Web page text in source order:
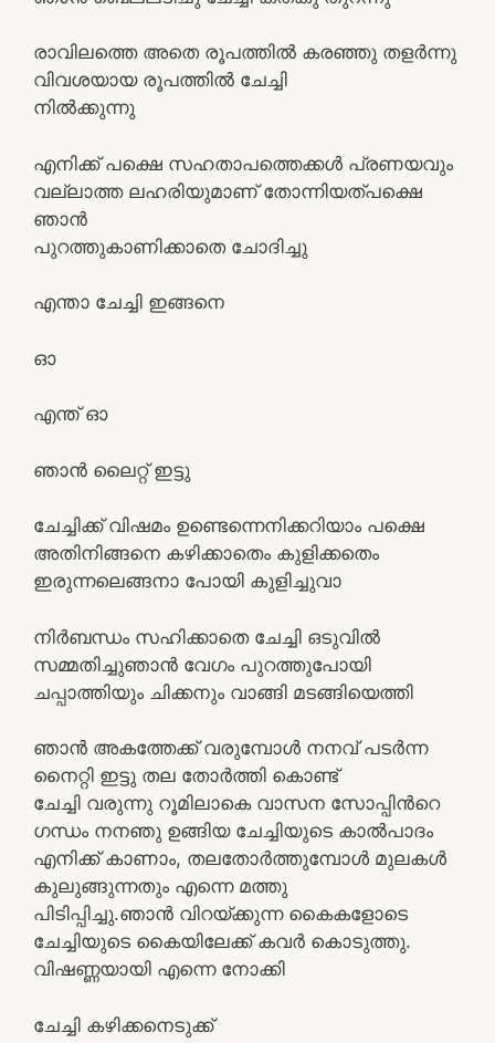
രാവിലത്തെ അതെ രൂപത്തില്‍ കരഞ്ഞു തളര്‍ന്നു
വിവശയായ രൂപത്തില്‍ ചേച്ചി
നില്‍ക്കുന്നു
എനിക്ക് പക്ഷെ സഹതാപത്തെക്കള്‍ പ്രണയവും
വല്ലാത്ത ലഹരിയുമാണ് തോന്നിയത്പക്ഷെ
ഞാന്‍
പുറത്തുകാണിക്കാതെ ചോദിച്ചു
എന്താ ചേച്ചി ഇങ്ങനെ
ഓ
എന്ത് ഓ
ഞാന്‍ ലൈറ്റ് ഇട്ടു
ചേച്ചിക്ക് വിഷമം ഉണ്ടെന്നെനിക്കറിയാം പക്ഷെ
അതിനിങ്ങനെ കഴിക്കാതെം കുളിക്കതെം
ഇരുന്നലെങ്ങനാ പോയി കുളിച്ചുവാ
നിര്‍ബന്ധം സഹിക്കാതെ ചേച്ചി ഒടുവില്‍
സമ്മതിച്ചുഞാന്‍ വേഗം പുറത്തുപോയി
ചപ്പാത്തിയും ചിക്കനും വാങ്ങി മടങ്ങിയെത്തി
ഞാന്‍ അകത്തേക്ക് വരുമ്പോള്‍ നനവ്‌ പടര്‍ന്ന
നൈറ്റി ഇട്ടു തല തോര്‍ത്തി കൊണ്ട്
ചേച്ചി വരുന്നു റൂമിലാകെ വാസന സോപ്പിന്‍റെ
ഗന്ധം നനഞു ഉങ്ങിയ ചേച്ചിയുടെ കാല്‍പാദം
എനിക്ക് കാണാം, തലതോര്‍ത്തുമ്പോള്‍ മുലകള്‍
കുലുങ്ങുന്നതും എന്നെ മത്തു
പിടിപ്പിച്ചു.ഞാന്‍ വിറയ്ക്കുന്ന കൈകളോടെ
ചേച്ചിയുടെ കൈയിലേക്ക് കവര്‍ കൊടുത്തു.
വിഷണ്ണയായി എന്നെ നോക്കി
ചേച്ചി കഴിക്കനെടുക്ക്